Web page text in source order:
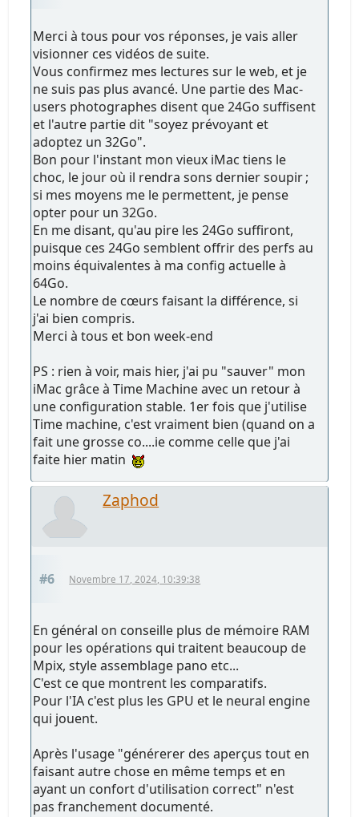
Merci à tous pour vos réponses, je vais aller
visionner ces vidéos de suite.
Vous confirmez mes lectures sur le web, et je
ne suis pas plus avancé. Une partie des Mac-
users photographes disent que 24Go suffisent
et l'autre partie dit "soyez prévoyant et
adoptez un 32Go".
Bon pour l'instant mon vieux iMac tiens le
choc, le jour où il rendra sons dernier soupir ;
si mes moyens me le permettent, je pense
opter pour un 32Go.
En me disant, qu'au pire les 24Go suffiront,
puisque ces 24Go semblent offrir des perfs au
moins équivalentes à ma config actuelle à
64Go.
Le nombre de cœurs faisant la différence, si
j'ai bien compris.
Merci à tous et bon week-end
PS : rien à voir, mais hier, j'ai pu "sauver" mon
iMac grâce à Time Machine avec un retour à
une configuration stable. 1er fois que j'utilise
Time machine, c'est vraiment bien (quand on a
fait une grosse co....ie comme celle que j'ai
faite hier matin
Zaphod
#6 Novembre 17, 2024, 10:39:38
En général on conseille plus de mémoire RAM
pour les opérations qui traitent beaucoup de
Mpix, style assemblage pano etc...
C'est ce que montrent les comparatifs.
Pour l'IA c'est plus les GPU et le neural engine
qui jouent.
Après l'usage "générerer des aperçus tout en
faisant autre chose en même temps et en
ayant un confort d'utilisation correct" n'est
pas franchement documenté.